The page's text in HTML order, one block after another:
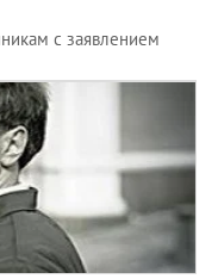
с заявлением